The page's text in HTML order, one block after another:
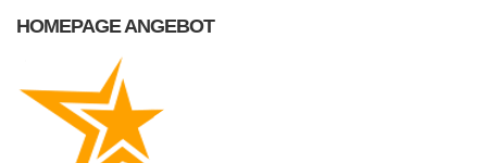
HOMEPAGE ANGEBOT